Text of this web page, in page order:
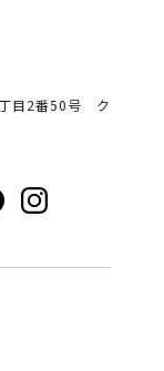
目2番50号
ク